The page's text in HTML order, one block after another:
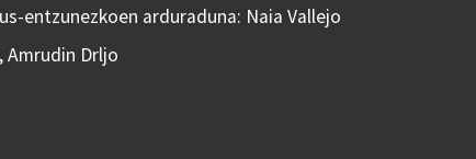
entzunezkoen arduraduna: Naia Vallejo
Amrudin Drljo